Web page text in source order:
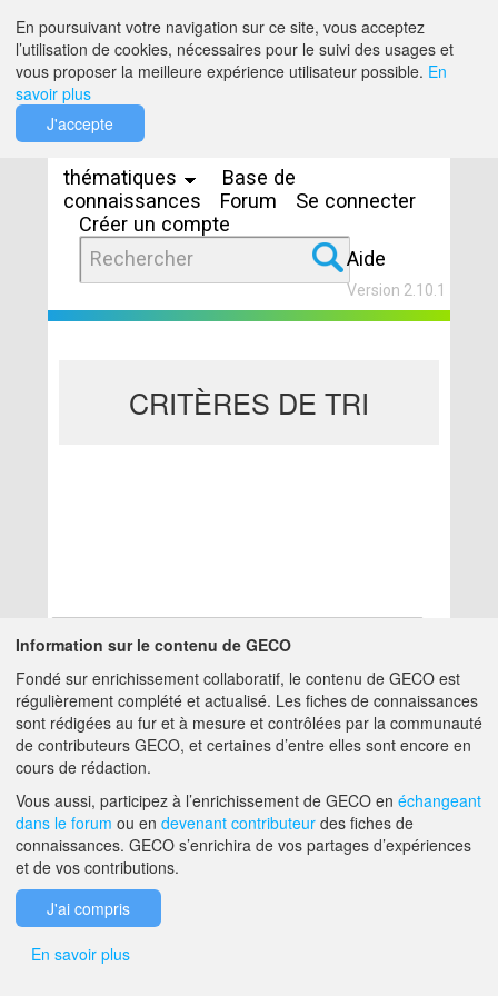
thématiques
Base de
connaissances
Forum
Se connecter
Créer un compte
Aide
Version 2.10.1
CRITÈRES DE TRI
Aucun résultat
A PROPOS DE GECO AIDE
F.A.Q. NOUS CONTACTER
En poursuivant votre navigation sur ce site, vous acceptez
l’utilisation de cookies, nécessaires pour le suivi des usages et
vous proposer la meilleure expérience utilisateur possible. En
savoir plus
J'accepte
Information sur le contenu de GECO
Fondé sur enrichissement collaboratif, le contenu de GECO est
régulièrement complété et actualisé. Les fiches de connaissances
sont rédigées au fur et à mesure et contrôlées par la communauté
de contributeurs GECO, et certaines d’entre elles sont encore en
cours de rédaction.
Vous aussi, participez à l’enrichissement de GECO en échangeant
dans le forum ou en devenant contributeur des fiches de
connaissances. GECO s’enrichira de vos partages d’expériences
et de vos contributions.
J'ai compris
En savoir plus